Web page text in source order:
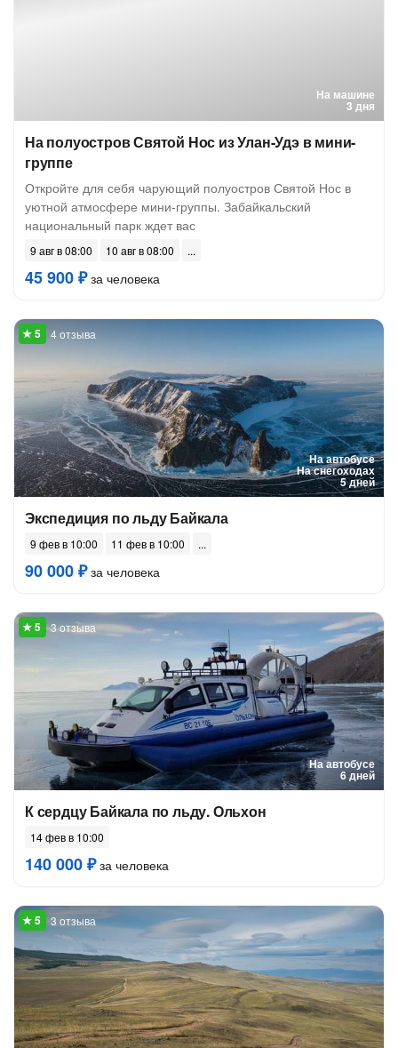
На машине
3 дня
На полуостров Святой Нос из Улан-Удэ в мини-
группе
Откройте для себя чарующий полуостров Святой Нос в
уютной атмосфере мини-группы. Забайкальский
национальный парк ждет вас
9 авг в 08:00 10 авг в 08:00
45 900 ₽за человека
На автобусе
На снегоходах
5 дней
4 отзыва
Экспедиция по льду Байкала
9 фев в 10:00 11 фев в 10:00
90 000 ₽за человека
На автобусе
6 дней
3 отзыва
К сердцу Байкала по льду. Ольхон
14 фев в 10:00
140 000 ₽за человека
3 отзыва